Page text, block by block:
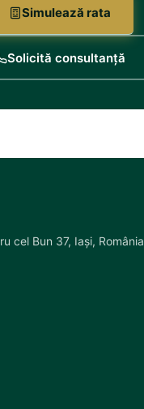
Simulează rata
Solicită consultanță
cel Bun 37, Iași, România